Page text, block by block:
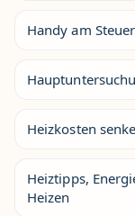
Handy am Steuer
Heizkosten
Heiztipps,
Heizen